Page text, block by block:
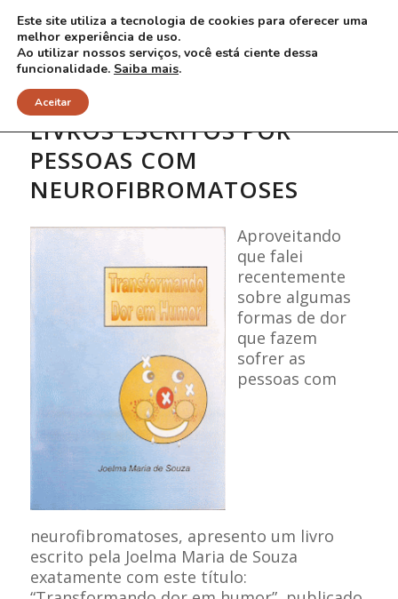
LIVROS ESCRITOS POR
PESSOAS COM
NEUROFIBROMATOSES
Aproveitando
que falei
recentemente
sobre algumas
formas de dor
que fazem
sofrer as
pessoas com
neurofibromatoses, apresento um livro
escrito pela Joelma Maria de Souza
exatamente com este título:
Este site utiliza a tecnologia de cookies para oferecer uma
melhor experiência de uso.
Ao utilizar nossos serviços, você está ciente dessa
funcionalidade. Saiba mais.
Aceitar